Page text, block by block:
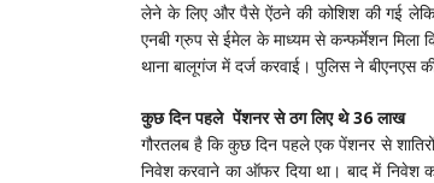
लेने के लिए और पैसे ऐंठने की कोशिश की गई
एनबी ग्रुप से ईमेल के माध्यम से कन्फर्मेशन मिला
थाना बालूगंज में दर्ज करवाई। पुलिस ने
कुछ दिन पहले पेंशनर से ठग लिए थे 36 लाख
गौरतलब है कि कुछ दिन पहले एक पेंशनर से
निवेश करवाने का ऑफर दिया था। बाद में निवेश